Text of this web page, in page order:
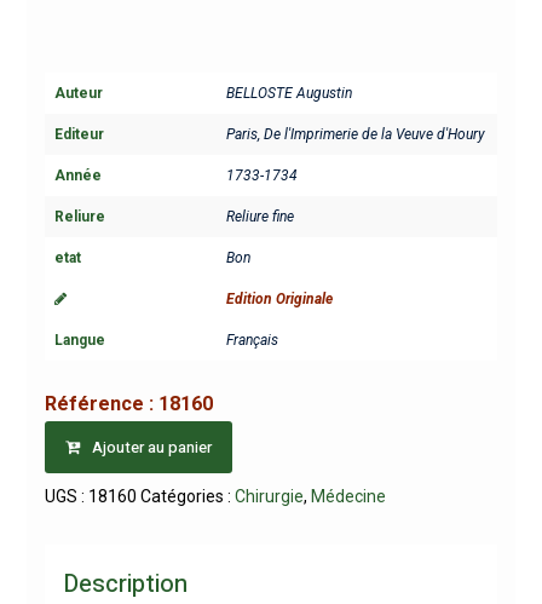
Auteur BELLOSTE Augustin
Editeur Paris, De l'Imprimerie de la Veuve d'Houry
Année 1733-1734
Reliure Reliure fine
etat Bon
Edition Originale
Langue Français
Référence : 18160
Ajouter au panier
UGS : 18160 Catégories : Chirurgie, Médecine
Description